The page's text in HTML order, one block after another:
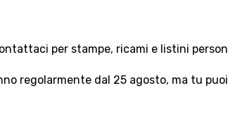
per stampe, ricami e listini
regolarmente dal 25 agosto, ma tu